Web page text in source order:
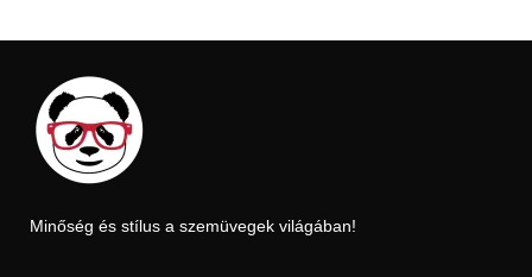
Minőség és stílus a szemüvegek világában!